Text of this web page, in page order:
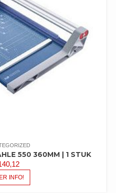
550 360MM | 1 STUK
INFO!